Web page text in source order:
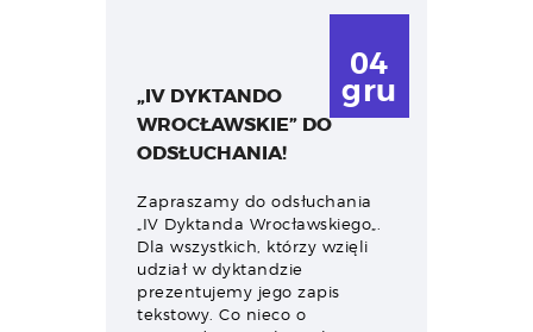
04
gru
„IV DYKTANDO
WROCŁAWSKIE” DO
ODSŁUCHANIA!
Zapraszamy do odsłuchania
„IV Dyktanda Wrocławskiego„.
Dla wszystkich, którzy wzięli
udział w dyktandzie
prezentujemy jego zapis
tekstowy. Co nieco o